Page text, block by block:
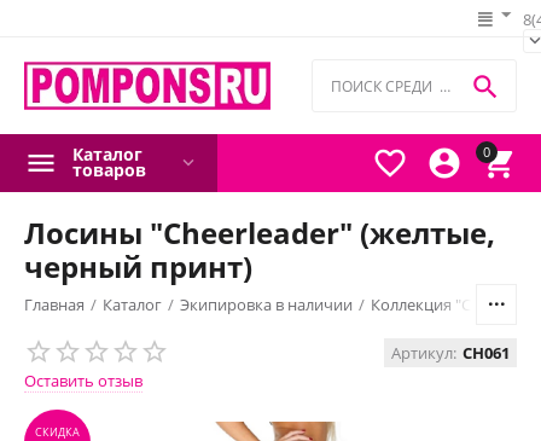
0




Каталог
товаров
Лосины "Cheerleader" (желтые,
черный принт)
Главная / Каталог / Экипировка в наличии / Коллекция
Оставить отзыв
Артикул: CH061
СКИДКА
7%